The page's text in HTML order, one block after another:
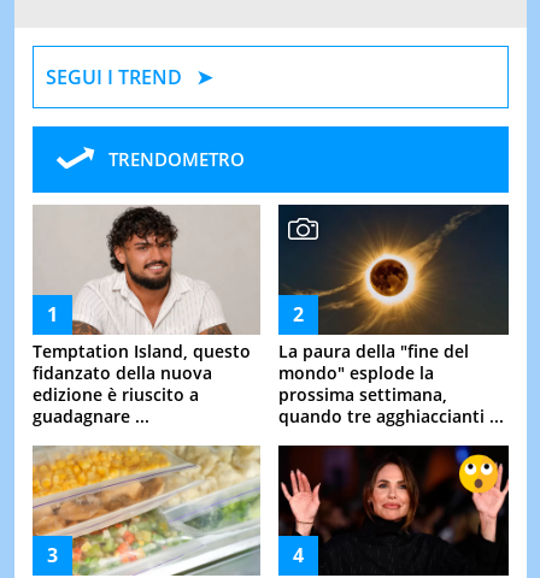
SEGUI I TREND
TRENDOMETRO
Temptation Island, questo
fidanzato della nuova
edizione è riuscito a
guadagnare ...
La paura della "fine del
mondo" esplode la
prossima settimana,
quando tre agghiaccianti ...